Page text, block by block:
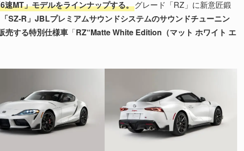
速MT」モデルをラインナップする。グレード「RZ」に新意匠鍛
SZ-R」JBLプレミアムサウンドシステムのサウンドチューニン
売する特別仕様車 「RZ“Matte White Edition（マット ホワイト エ